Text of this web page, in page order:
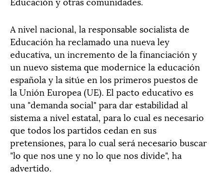
A nivel nacional, la responsable socialista de
Educación ha reclamado una nueva ley
educativa, un incremento de la financiación y
un nuevo sistema que modernice la educación
española y la sitúe en los primeros puestos de
la Unión Europea (UE). El pacto educativo es
una "demanda social" para dar estabilidad al
sistema a nivel estatal, para lo cual es necesario
que todos los partidos cedan en sus
pretensiones, para lo cual será necesario buscar
"lo que nos une y no lo que nos divide", ha
advertido.